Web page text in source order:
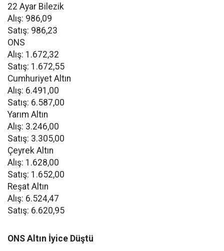
22 Ayar Bilezik
Alış: 986,09
Satış: 986,23
ONS
Alış: 1.672,32
Satış: 1.672,55
Cumhuriyet Altın
Alış: 6.491,00
Satış: 6.587,00
Yarım Altın
Alış: 3.246,00
Satış: 3.305,00
Çeyrek Altın
Alış: 1.628,00
Satış: 1.652,00
Reşat Altın
Alış: 6.524,47
Satış: 6.620,95
ONS Altın İyice Düştü